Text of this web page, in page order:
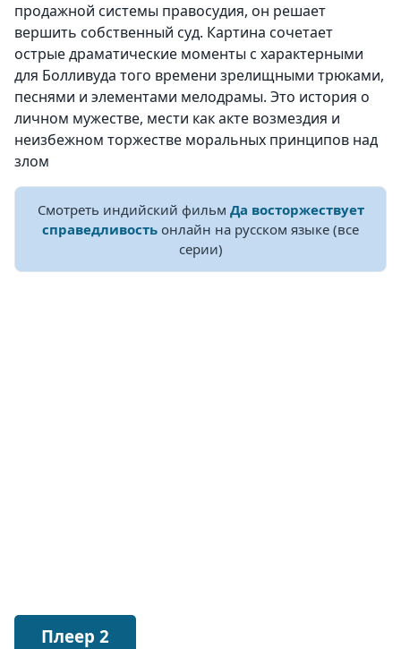
продажной системы правосудия, он решает
вершить собственный суд. Картина сочетает
острые драматические моменты с характерными
для Болливуда того времени зрелищными трюками,
песнями и элементами мелодрамы. Это история о
личном мужестве, мести как акте возмездия и
неизбежном торжестве моральных принципов над
злом
Смотреть индийский фильм Да восторжествует
справедливость онлайн на русском языке (все
серии)
Плеер 2